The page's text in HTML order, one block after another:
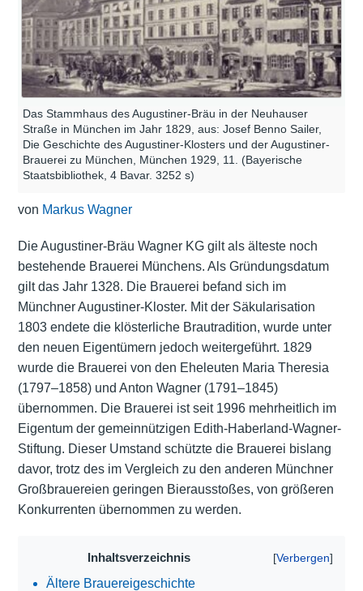
Das Stammhaus des Augustiner-Bräu in der Neuhauser
Straße in München im Jahr 1829, aus: Josef Benno Sailer,
Die Geschichte des Augustiner-Klosters und der Augustiner-
Brauerei zu München, München 1929, 11. (Bayerische
Staatsbibliothek, 4 Bavar. 3252 s)
von Markus Wagner
Die Augustiner-Bräu Wagner KG gilt als älteste noch
bestehende Brauerei Münchens. Als Gründungsdatum
gilt das Jahr 1328. Die Brauerei befand sich im
Münchner Augustiner-Kloster. Mit der Säkularisation
1803 endete die klösterliche Brautradition, wurde unter
den neuen Eigentümern jedoch weitergeführt. 1829
wurde die Brauerei von den Eheleuten Maria Theresia
(1797–1858) und Anton Wagner (1791–1845)
übernommen. Die Brauerei ist seit 1996 mehrheitlich im
Eigentum der gemeinnützigen Edith-Haberland-Wagner-
Stiftung. Dieser Umstand schützte die Brauerei bislang
davor, trotz des im Vergleich zu den anderen Münchner
Großbrauereien geringen Bierausstoßes, von größeren
Konkurrenten übernommen zu werden.
Inhaltsverzeichnis
Ältere Brauereigeschichte